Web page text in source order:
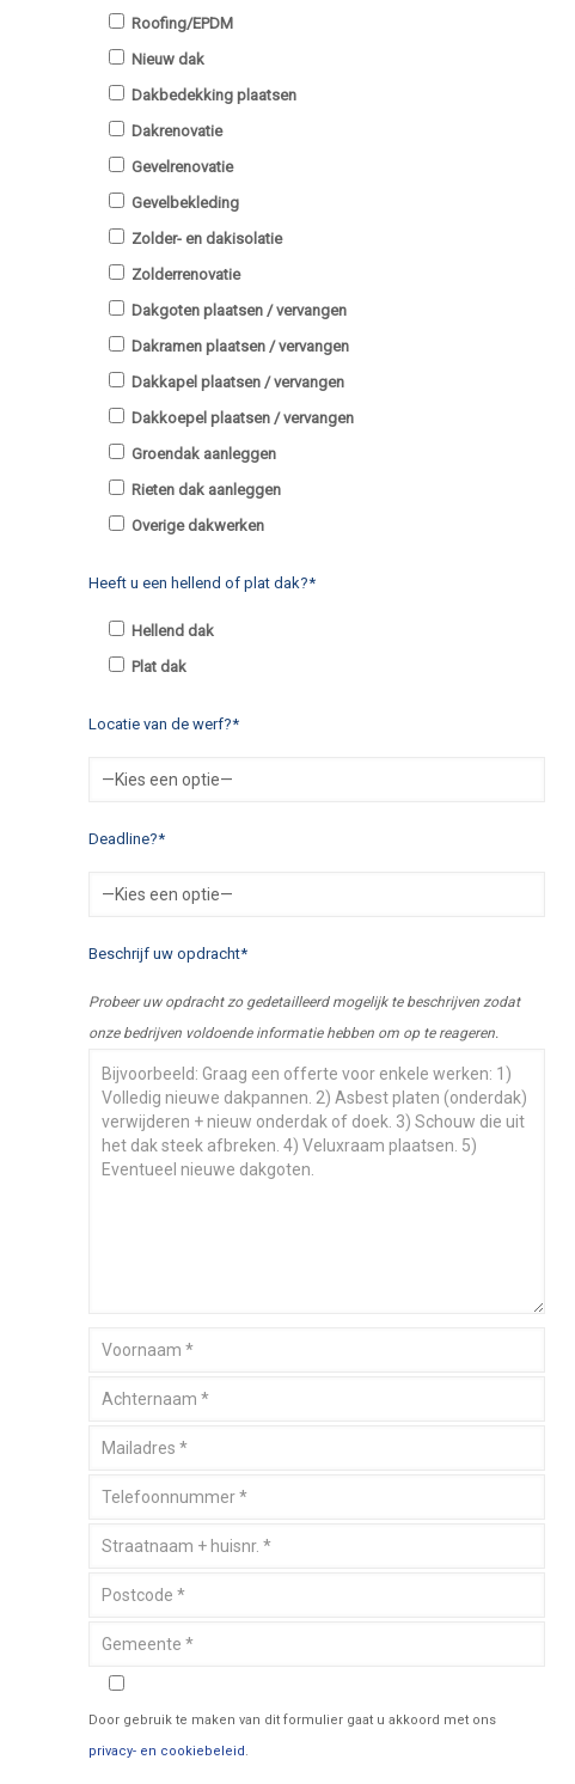
Roofing/EPDM
Nieuw dak
Dakbedekking plaatsen
Dakrenovatie
Gevelrenovatie
Gevelbekleding
Zolder- en dakisolatie
Zolderrenovatie
Dakgoten plaatsen / vervangen
Dakramen plaatsen / vervangen
Dakkapel plaatsen / vervangen
Dakkoepel plaatsen / vervangen
Groendak aanleggen
Rieten dak aanleggen
Overige dakwerken
Heeft u een hellend of plat dak?*
Hellend dak
Plat dak
Locatie van de werf?*
Deadline?*
Beschrijf uw opdracht*
Probeer uw opdracht zo gedetailleerd mogelijk te beschrijven zodat
onze bedrijven voldoende informatie hebben om op te reageren.
Door gebruik te maken van dit formulier gaat u akkoord met ons
privacy- en cookiebeleid.